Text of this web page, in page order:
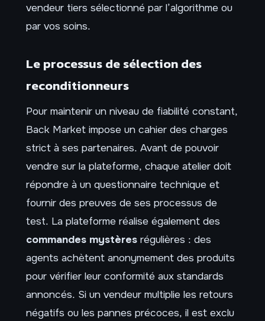
vendeur tiers sélectionné par l’algorithme ou
par vos soins.
Le processus de sélection des
reconditionneurs
Pour maintenir un niveau de fiabilité constant,
Back Market impose un cahier des charges
strict à ses partenaires. Avant de pouvoir
vendre sur la plateforme, chaque atelier doit
répondre à un questionnaire technique et
fournir des preuves de ses processus de
test. La plateforme réalise également des
commandes mystères régulières : des
agents achètent anonymement des produits
pour vérifier leur conformité aux standards
annoncés. Si un vendeur multiplie les retours
négatifs ou les pannes précoces, il est exclu